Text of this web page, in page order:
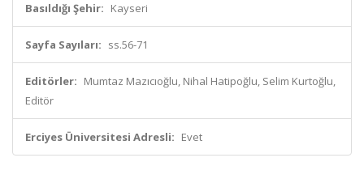
Basıldığı Şehir: Kayseri
Sayfa Sayıları: ss.56-71
Editörler: Mumtaz Mazıcıoğlu, Nihal Hatipoğlu, Selim Kurtoğlu,
Editör
Erciyes Üniversitesi Adresli: Evet